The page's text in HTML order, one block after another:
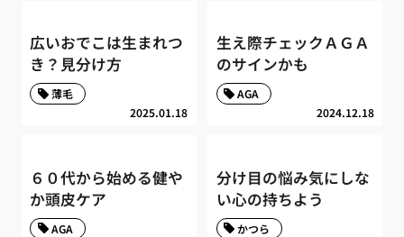
広いおでこは生まれつ
き？見分け方
2025.01.18
薄毛
生え際チェックＡＧＡ
のサインかも
2024.12.18
AGA
６０代から始める健や
か頭皮ケア
AGA
分け目の悩み気にしな
い心の持ちよう
かつら